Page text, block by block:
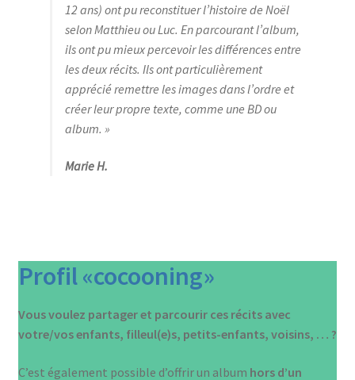
12 ans) ont pu reconstituer l’histoire de Noël
selon Matthieu ou Luc. En parcourant l’album,
ils ont pu mieux percevoir les différences entre
les deux récits. Ils ont particulièrement
apprécié remettre les images dans l’ordre et
créer leur propre texte, comme une BD ou
album. »
Marie H.
Profil «cocooning»
Vous voulez partager et parcourir ces récits avec
votre/vos enfants, filleul(e)s, petits-enfants, voisins, … ?
C’est également possible d’offrir un album hors d’un